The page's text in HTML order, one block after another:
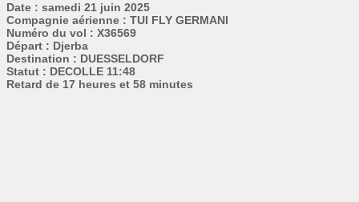
Date : samedi 21 juin 2025
Compagnie aérienne : TUI FLY GERMANI
Numéro du vol : X36569
Départ : Djerba
Destination : DUESSELDORF
Statut : DECOLLE 11:48
Retard de 17 heures et 58 minutes